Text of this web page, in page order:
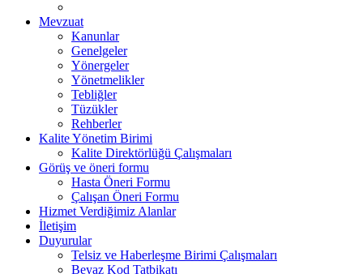
Mevzuat
Kanunlar
Genelgeler
Yönergeler
Yönetmelikler
Tebliğler
Tüzükler
Rehberler
Kalite Yönetim Birimi
Kalite Direktörlüğü Çalışmaları
Görüş ve öneri formu
Hasta Öneri Formu
Çalışan Öneri Formu
Hizmet Verdiğimiz Alanlar
İletişim
Duyurular
Telsiz ve Haberleşme Birimi Çalışmaları
Beyaz Kod Tatbikatı